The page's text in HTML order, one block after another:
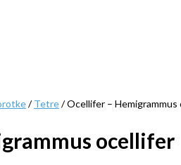
/Tetre/ Ocellifer – Hemigrammus
ocellifer